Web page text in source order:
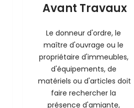
Avant Travaux
Le donneur d'ordre, le
maître d'ouvrage ou le
propriétaire d'immeubles,
d'équipements, de
matériels ou d'articles doit
faire rechercher la
présence d'amiante,